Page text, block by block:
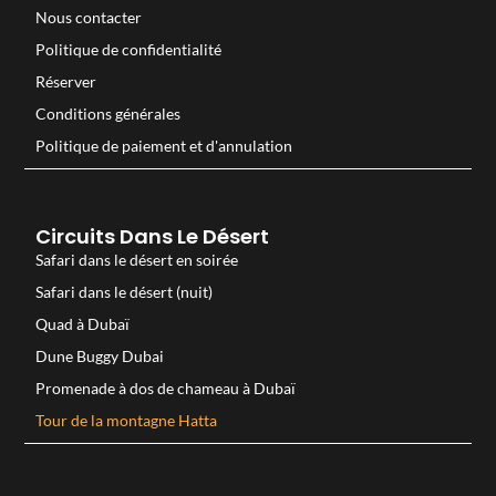
Nous contacter
Politique de confidentialité
Réserver
Conditions générales
Politique de paiement et d'annulation
Circuits Dans Le Désert
Safari dans le désert en soirée
Safari dans le désert (nuit)
Quad à Dubaï
Dune Buggy Dubai
Promenade à dos de chameau à Dubaï
Tour de la montagne Hatta